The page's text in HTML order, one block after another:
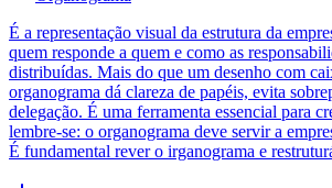
É a representação visual da estrutura da
quem responde a quem e como as
distribuídas. Mais do que um desenho com
organograma dá clareza de papéis, evita
delegação. É uma ferramenta essencial para
lembre-se: o organograma deve servir a
É fundamental rever o irganograma e